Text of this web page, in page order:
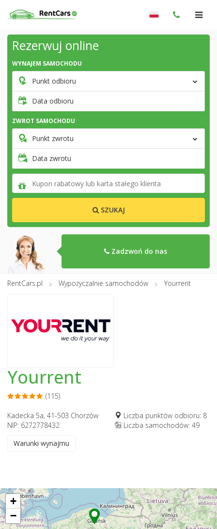
Rezerwuj online
WYNAJEM SAMOCHODU
Punkt odbioru
Data odbioru
ZWROT SAMOCHODU
Punkt zwrotu
Data zwrotu
SZUKAJ
Zadzwoń do nas
RentCars.pl Wypożyczalnie samochodów Yourrent
Yourrent
(115)
Kadecka 5a, 41-503 Chorzów
NIP: 6272778432
Warunki wynajmu
Liczba punktów odbioru: 8
Liczba samochodów: 49
+
−